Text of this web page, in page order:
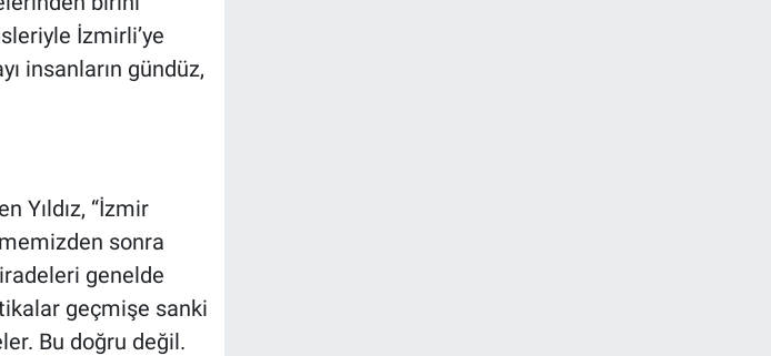
İzmirli’ye
insanların gündüz,
Yıldız, “İzmir
sonra
genelde
geçmişe sanki
Bu doğru değil.